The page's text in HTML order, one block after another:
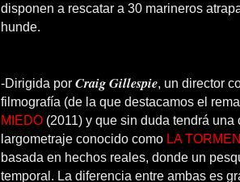
disponen a rescatar a 30 marineros
hunde.
-Dirigida por Craig Gillespie, un director
filmografía (de la que destacamos el
MIEDO (2011) y que sin duda tendrá
largometraje conocido como LA
basada en hechos reales, donde un
temporal. La diferencia entre ambas es